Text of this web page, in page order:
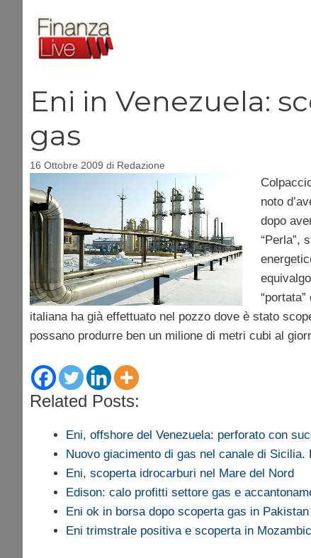
contenuto
Eni in Venezuela:
gas
16 Ottobre 2009 di Redazione
noto
dopo
“Perla”,
italiana ha già effettuato nel pozzo dove è stato
possano produrre ben un milione di metri cubi al
Related Posts:
Eni, offshore del Venezuela: perforato con
Nuovo giacimento di gas nel canale di
Eni, scoperta idrocarburi nel Mare del Nord
Edison: calo profitti settore gas e
Eni ok in borsa dopo scoperta gas in Pakistan
Eni trimstrale positiva e scoperta in